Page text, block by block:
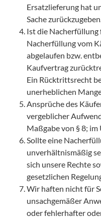
Ersatzlieferung hat
Sache zurückzugeben.
Ist die Nacherfüllung
Nacherfüllung vom
abgelaufen bzw.
Kaufvertrag
Ein Rücktrittsrecht
unerheblichen
Ansprüche des
vergeblicher
Maßgabe von § 8; im
Sollte eine
unverhältnismäßig
sich unsere Rechte
gesetzlichen
Wir haften nicht für
unsachgemäßer
oder fehlerhafter